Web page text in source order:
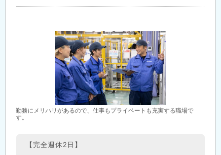
勤務にメリハリがあるので、仕事もプライベートも充実する職場で
す。
【完全週休2日】